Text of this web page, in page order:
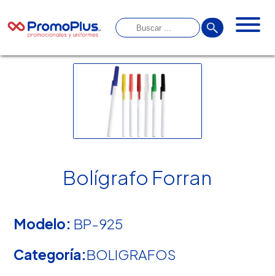
Bolígrafo Forran
Modelo: BP-925
Categoría:BOLIGRAFOS